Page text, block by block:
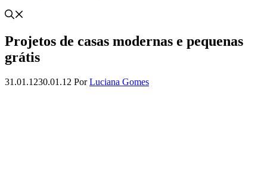
Projetos de casas modernas e pequenas
grátis
31.01.1230.01.12 PorLuciana Gomes